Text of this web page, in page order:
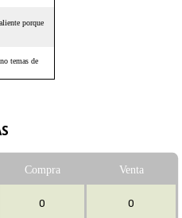
Compra Venta
0 0